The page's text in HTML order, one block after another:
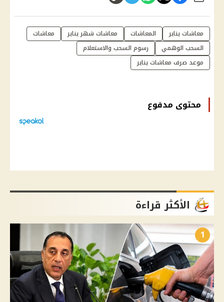
معاشات يناير المعاشات معاشات شهر يناير
معاشات
السحب الوهمي
رسوم السحب والاستعلام
موعد صرف معاشات يناير
محتوى مدفوع
الأكثر قراءة
1